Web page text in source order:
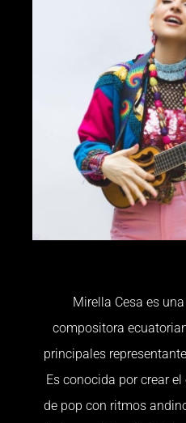
Mirella Cesa es
compositora
principales
Es conocida por crear
de pop con ritmos